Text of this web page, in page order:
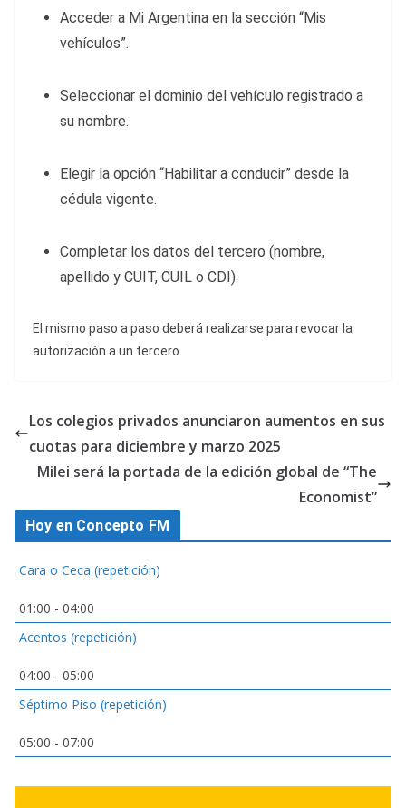
Acceder a Mi Argentina en la sección “Mis
vehículos”.
Seleccionar el dominio del vehículo registrado a
su nombre.
Elegir la opción “Habilitar a conducir” desde la
cédula vigente.
Completar los datos del tercero (nombre,
apellido y CUIT, CUIL o CDI).
El mismo paso a paso deberá realizarse para revocar la
autorización a un tercero.
Los colegios privados anunciaron aumentos en sus
cuotas para diciembre y marzo 2025
Milei será la portada de la edición global de “The
Economist”
Hoy en Concepto FM
Cara o Ceca (repetición)
01:00 - 04:00
Acentos (repetición)
04:00 - 05:00
Séptimo Piso (repetición)
05:00 - 07:00